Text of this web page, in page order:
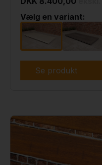
Vælg en variant:
Se produkt